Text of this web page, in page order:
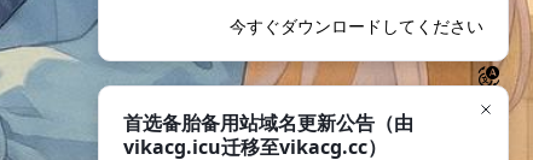
今すぐダウンロードしてください
首选备胎备用站域名更新公告（由
vikacg.icu迁移至vikacg.cc）